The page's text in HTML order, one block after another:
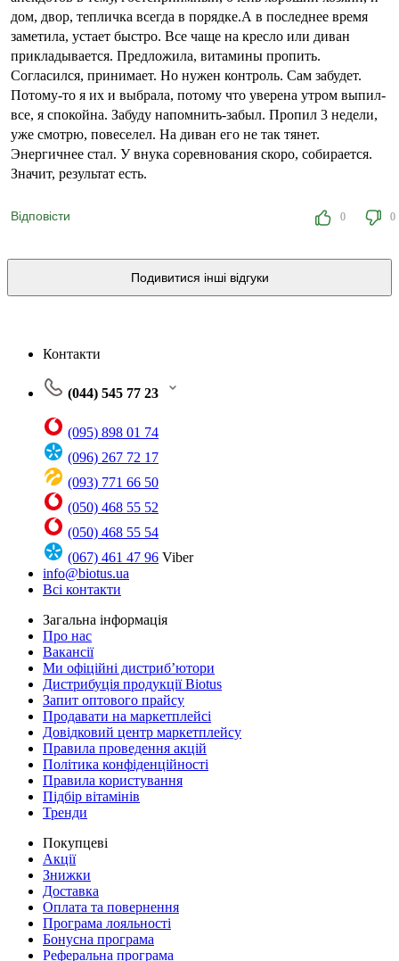
дом, двор, тепличка всегда в порядке.А в последнее время
заметила, устает быстро. Все чаще на кресло или диван
прикладывается. Предложила, витамины пропить.
Согласился, принимает. Но нужен контроль. Сам забудет.
Потому-то я их и выбрала, потому что уверена утром выпил-
все, я спокойна. Забуду напомнить-забыл. Пропил 3 недели,
уже смотрю, повеселел. На диван его не так тянет.
Энергичнее стал. У внука соревнования скоро, собирается.
Значит, результат есть.
Відповісти 0 0
Подивитися інші відгуки
Контакти
(044) 545 77 23
(095) 898 01 74
(096) 267 72 17
(093) 771 66 50
(050) 468 55 52
(050) 468 55 54
(067) 461 47 96 Viber
info@biotus.ua
Всі контакти
Загальна інформація
Про нас
Вакансії
Ми офіційні дистриб’ютори
Дистрибуція продукції Biotus
Запит оптового прайсу
Продавати на маркетплейсі
Довідковий центр маркетплейсу
Правила проведення акцій
Політика конфіденційності
Правила користування
Підбір вітамінів
Тренди
Покупцеві
Акції
Знижки
Доставка
Оплата та повернення
Програма лояльності
Бонусна програма
Реферальна програма